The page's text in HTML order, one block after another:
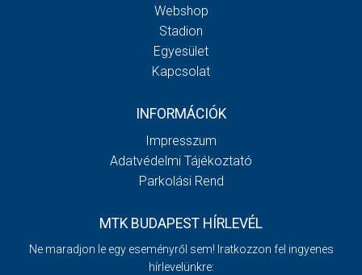
Webshop
Stadion
Egyesület
Kapcsolat
INFORMÁCIÓK
Impresszum
Adatvédelmi Tájékoztató
Parkolási Rend
MTK BUDAPEST HÍRLEVÉL
Ne maradjon le egy eseményről sem! Iratkozzon fel ingyenes
hírlevelünkre: